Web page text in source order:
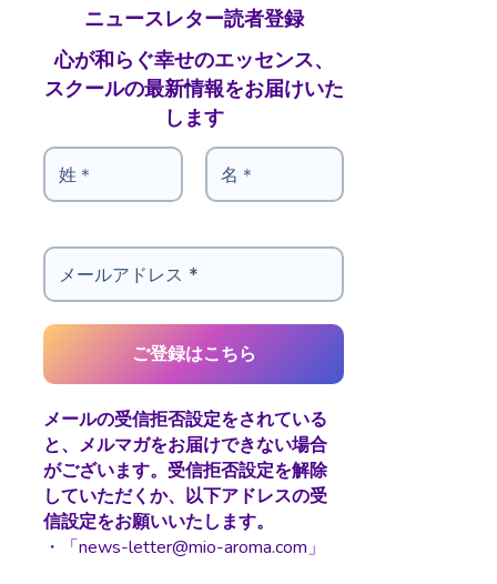
ニュースレター読者登録
心が和らぐ幸せのエッセンス、
スクールの最新情報をお届けいた
します
メールの受信拒否設定をされている
と、メルマガをお届けできない場合
がございます。受信拒否設定を解除
していただくか、以下アドレスの受
信設定をお願いいたします。
・「news-letter@mio-aroma.com」